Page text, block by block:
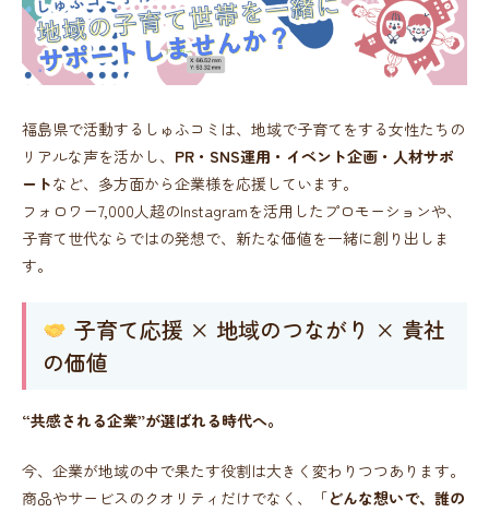
福島県で活動するしゅふコミは、地域で子育てをする女性たちの
リアルな声を活かし、 PR・SNS運用・イベント企画・人材サポ
ートなど、多方面から企業様を応援しています。
フォロワー7,000人超のInstagramを活用したプロモーションや、
子育て世代ならではの発想で、新たな価値を一緒に創り出しま
す。
子育て応援 × 地域のつながり × 貴社
の価値
“共感される企業”が選ばれる時代へ。
今、企業が地域の中で果たす役割は大きく変わりつつあります。
商品やサービスのクオリティだけでなく、「どんな想いで、誰の